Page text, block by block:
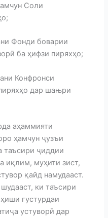
Соли
Фонди боварии
ба ҳифзи пиряхҳо;
Конфронси
дар шањри
аҳаммияти
ҳамчун ҷузъи
таъсири ҷиддии
иқлим, муҳити зист,
қайд намудааст.
ки таъсири
густурдаи
устуворӣ дар